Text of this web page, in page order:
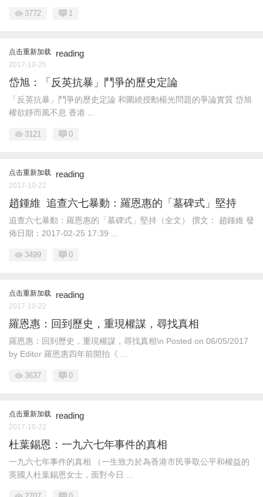
3772 1
点击重新加载 reading
2017-10-25
岱旭：「反英抗暴」鬥爭的歷史定論
「反英抗暴」鬥爭的歷史定論 和圍繞授勳楊光問題的爭論實質 岱旭
權欲靜而風不息 香港 ...
3121 0
点击重新加载 reading
2017-10-22
趙鍾維 追查六七暴動：羅恩惠的「墓碑式」堅持
追查六七暴動：羅恩惠的「墓碑式」堅持（全文） 撰文： 趙鍾維 發
佈日期：2017-02-25 17:39 ...
3499 0
点击重新加载 reading
2017-10-22
羅恩惠：回到歷史，重現權謀，尋找真相
羅恩惠：回到歷史，重現權謀，尋找真相\n Posted on 06/05/2017
by Editor 羅恩惠四年前開拍《 ...
3637 0
点击重新加载 reading
2017-10-22
杜葉錫恩：一九六七年事件的真相
一九六七年事件的真相 （一生致力於為香港市民爭取公平和權益的
英國人杜葉錫恩女士，面對今日 ...